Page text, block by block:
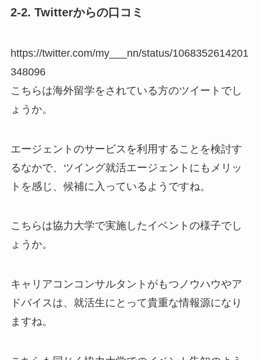
2-2. Twitterからの口コミ
https://twitter.com/my___nn/status/1068352614201
348096
こちらは海外留学をされている方のツイートでし
ょうか。
エージェントのサービスを利用することを検討す
るなかで、ツイング就活エージェントにもメリッ
トを感じ、候補に入っているようですね。
こちらは協力大学で実施したイベントの様子でし
ょうか。
キャリアコンコンサルタントがもつノウハウやア
ドバイスは、就活生にとって貴重な情報源になり
ますね。